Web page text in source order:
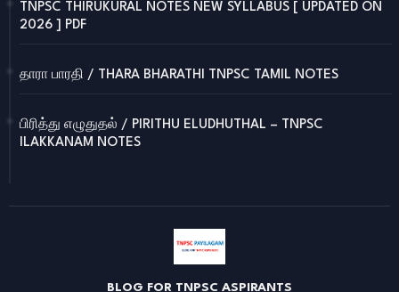
TNPSC THIRUKURAL NOTES NEW SYLLABUS [ UPDATED ON
2026 ] PDF
தாரா பாரதி / THARA BHARATHI TNPSC TAMIL NOTES
பிரித்து எழுதுதல் / PIRITHU ELUDHUTHAL – TNPSC
ILAKKANAM NOTES
BLOG FOR TNPSC ASPIRANTS